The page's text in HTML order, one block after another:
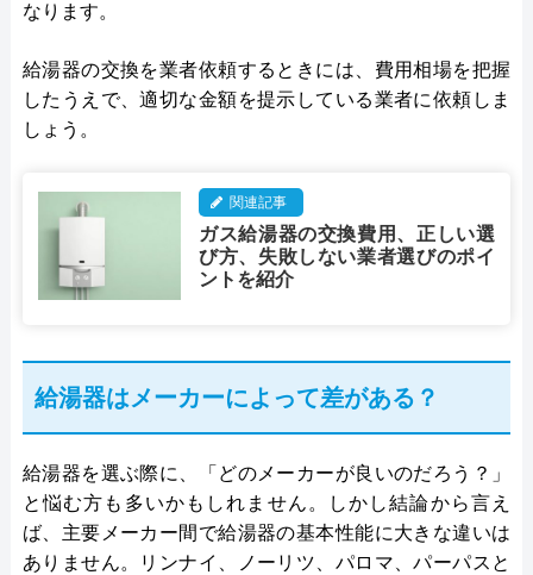
なります。
給湯器の交換を業者依頼するときには、費用相場を把握
したうえで、適切な金額を提示している業者に依頼しま
しょう。
関連記事
ガス給湯器の交換費用、正しい選
び方、失敗しない業者選びのポイ
ントを紹介
給湯器はメーカーによって差がある？
給湯器を選ぶ際に、「どのメーカーが良いのだろう？」
と悩む方も多いかもしれません。しかし結論から言え
ば、主要メーカー間で給湯器の基本性能に大きな違いは
ありません。リンナイ、ノーリツ、パロマ、パーパスと